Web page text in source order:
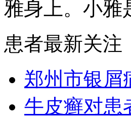
雅身上。小雅
患者最新关注
郑州市银屑
牛皮癣对患